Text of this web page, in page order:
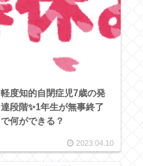
軽度知的自閉症児7歳の発
達段階✨1年生が無事終了
で何ができる？
2023.04.10